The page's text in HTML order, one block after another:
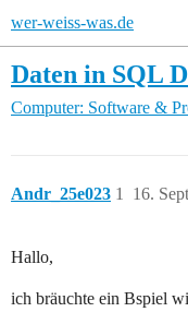
wer-weiss-was.de
Daten in SQL
Computer: Software &
Andr_25e023 16.
1
Hallo,
ich bräuchte ein Bspiel